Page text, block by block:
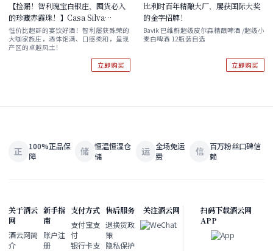
【捡漏！智利瑰宝白银庄，囤货必入
的珍藏赤霞珠！】Casa Silva
Terroir De Familia Reserva
Cabernet Sauvignon 2021 六支装
性价比超群的宴饮好酒！智利屡获殊荣的
大咖家族庄，酒体饱满、口感柔和，呈现
产区的卓越风土！
立即购买
比利时百年精酿大厂，屡获国际大奖
的金字招牌！
Bavik 巴维鲜超级皮尔森精酿啤酒 /超级小
麦白啤酒 12瓶装自选
立即购买
正
100%正品保
障
储 恒温恒湿仓
储
运 全场免运
费
信 百万粉丝口碑信
赖
关于酒云
网
酒云网简
介
新手指
南
账户注
册
支付方式
支付宝支
付
银行卡支
售后服务
退换货政
策
隐私保护
关注酒云网
扫码下载酒云网
APP